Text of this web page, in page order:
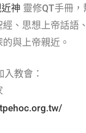
神​ 靈修QT手冊
、思想上帝話語
與上帝親近。
教會：